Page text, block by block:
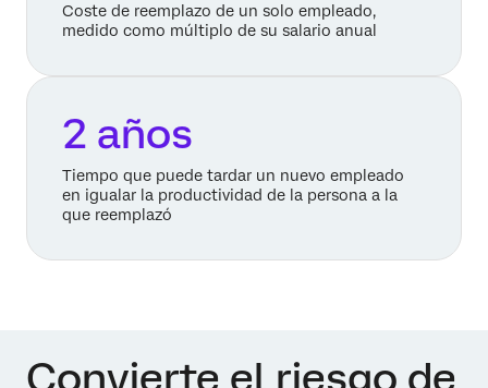
Coste de reemplazo de un solo empleado,
medido como múltiplo de su salario anual
2 años
Tiempo que puede tardar un nuevo empleado
en igualar la productividad de la persona a la
que reemplazó
Convierte el riesgo de